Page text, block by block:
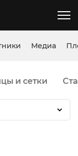
Медиа
и сетки